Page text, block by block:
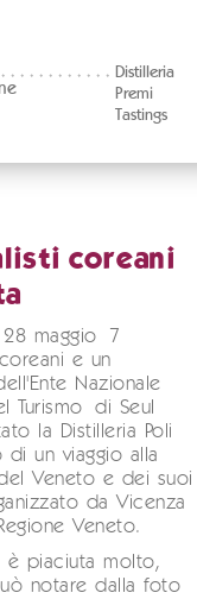
Distilleria
Premi
Tastings
coreani
28 maggio 7
e un
Nazionale
Turismo di Seul
la Distilleria Poli
di un viaggio alla
Veneto e dei suoi
da Vicenza
Veneto.
è piaciuta molto,
notare dalla foto